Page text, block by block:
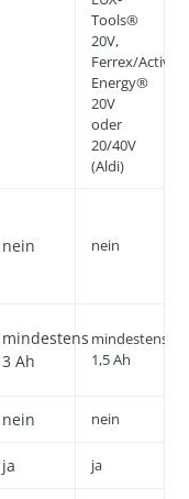
Tools®
20V,
Ferrex/Activ
Energy®
20V
oder
20/40V
(Aldi)
nein nein
mindestens
3 Ah
mindestens
1,5 Ah
nein nein
ja ja